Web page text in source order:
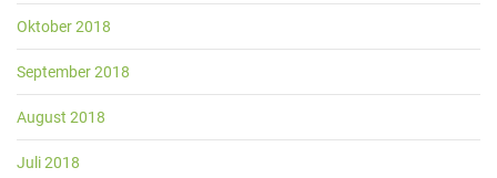
Oktober 2018
September 2018
August 2018
Juli 2018